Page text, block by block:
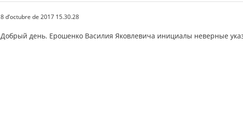
8 d’octubre de 2017 15.30.28
Добрый день. Ерошенко Василия Яковлевича инициалы неверные